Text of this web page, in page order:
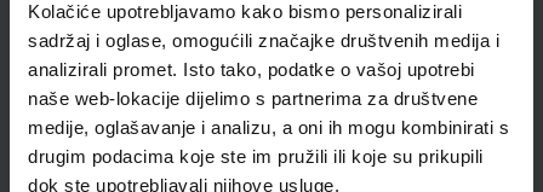
Kolačiće upotrebljavamo kako bismo personalizirali
sadržaj i oglase, omogućili značajke društvenih medija i
analizirali promet. Isto tako, podatke o vašoj upotrebi
naše web-lokacije dijelimo s partnerima za društvene
medije, oglašavanje i analizu, a oni ih mogu kombinirati s
drugim podacima koje ste im pružili ili koje su prikupili
dok ste upotrebljavali njihove usluge.
Udžbenik Omot
MOJA POVIJEST 8; radna bilježnica
Autor(i):Benčić Božić Host Malnar Miljević Pavić Petričević
Nakladnik:ALKA SCRIPT d.o.o. Registarski broj ministarstva:7316-
DOM